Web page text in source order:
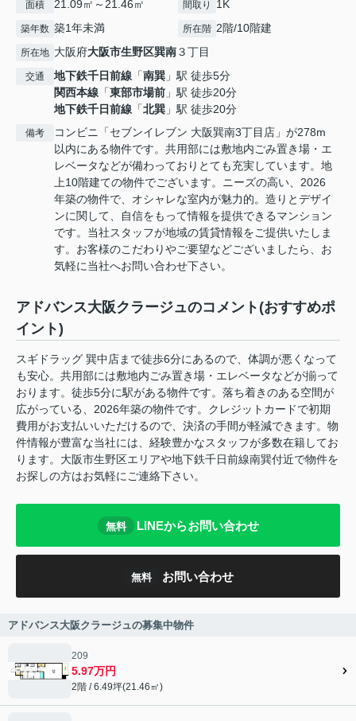
面積 21.09㎡～21.46㎡ 間取り 1K
築年数 築1年未満 所在階 2階/10階建
所在地 大阪府大阪市生野区巽南３丁目
交通 地下鉄千日前線 「南巽 」駅 徒歩5分
関西本線 「東部市場前 」駅 徒歩20分
地下鉄千日前線 「北巽 」駅 徒歩20分
備考
コンビニ「セブンイレブン 大阪巽南3丁目店」が278m
以内にある物件です。共用部には敷地内ごみ置き場・エ
レベータなどが備わっておりとても充実しています。地
上10階建ての物件でございます。ニーズの高い、2026
年築の物件で、オシャレな室内が魅力的。造りとデザイ
ンに関して、自信をもって情報を提供できるマンション
です。当社スタッフが地域の賃貸情報をご提供いたしま
す。お客様のこだわりやご要望などございましたら、お
気軽に当社へお問い合わせ下さい。
アドバンス大阪クラージュのコメント(おすすめポ
イント)
スギドラッグ 巽中店まで徒歩6分にあるので、体調が悪くなって
も安心。共用部には敷地内ごみ置き場・エレベータなどが揃って
おります。徒歩5分に駅がある物件です。落ち着きのある空間が
広がっている、2026年築の物件です。クレジットカードで初期
費用がお支払いいただけるので、決済の手間が軽減できます。物
件情報が豊富な当社には、経験豊かなスタッフが多数在籍してお
ります。大阪市生野区エリアや地下鉄千日前線南巽付近で物件を
お探しの方はお気軽にご連絡下さい。
無料 LINEからお問い合わせ
無料 お問い合わせ
アドバンス大阪クラージュの募集中物件
209
5.97万円
2階 / 6.49坪(21.46㎡)